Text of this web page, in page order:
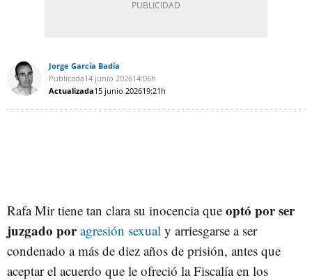
Jorge García Badía
Publicada14 junio 202614:06h
Actualizada15 junio 202619:21h
Rafa Mir tiene tan clara su inocencia que optó por ser
juzgado poragresión sexual y arriesgarse a ser
condenado a más de diez años de prisión, antes que
aceptar el acuerdo que le ofreció la Fiscalía en los